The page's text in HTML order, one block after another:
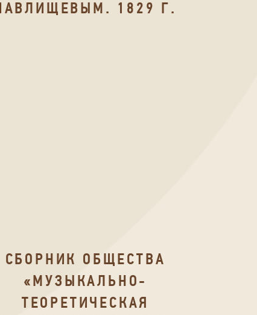
ПАВЛИЩЕВЫМ. 1829 Г.
СБОРНИК ОБЩЕСТВА
«МУЗЫКАЛЬНО-
ТЕОРЕТИЧЕСКАЯ